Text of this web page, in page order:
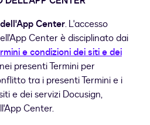
Center. L'accesso
Center è disciplinato dai
e condizioni dei siti e dei
presenti Termini per
tra i presenti Termini e i
e dei servizi Docusign,
Center.